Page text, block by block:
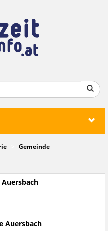
Gemeinde
Auersbach
Auersbach